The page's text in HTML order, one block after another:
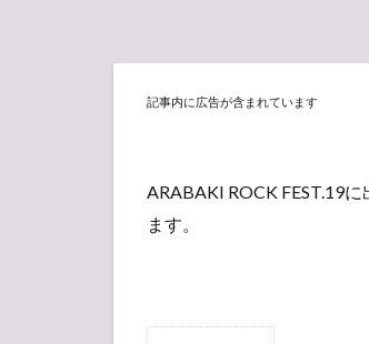
記事内に広告が含まれています
ARABAKI ROCK FEST.19に
ます。